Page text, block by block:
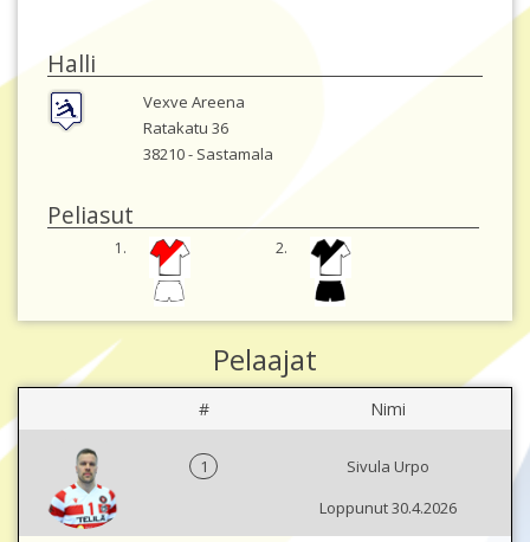
Halli
Vexve Areena
Ratakatu 36
38210 - Sastamala
Peliasut
1. 2.
Pelaajat
# Nimi
1
Sivula Urpo
Loppunut 30.4.2026